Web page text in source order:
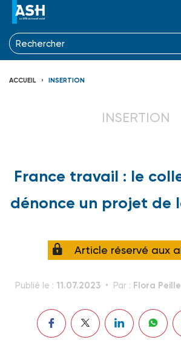
ACCUEIL INSERTION
INSERTION
France travail : le
dénonce un projet de
Article réservé aux
Publié le : 11.07.2023 Par : Flora Peille